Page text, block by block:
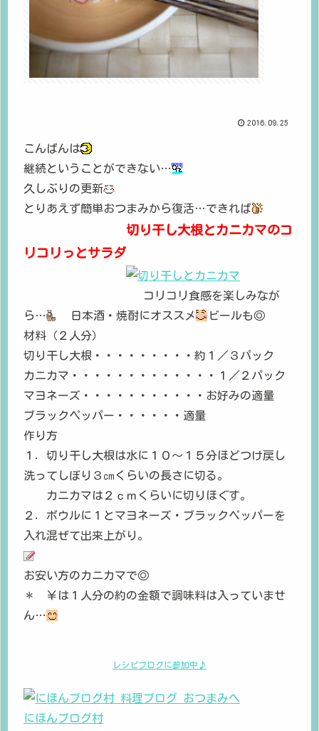
2016.09.25
こんばんは
継続ということができない…
久しぶりの更新
とりあえず簡単おつまみから復活…できれば
切り干し大根とカニカマのコ
リコリっとサラダ
コリコリ食感を楽しみなが
ら…
日本酒・焼酎にオススメ
ビールも◎
材料（２人分）
切り干し大根・・・・・・・・・約１／３パック
カニカマ・・・・・・・・・・・・・１／２パック
マヨネーズ・・・・・・・・・・・お好みの適量
ブラックペッパー・・・・・・適量
作り方
１．切り干し大根は水に１０～１５分ほどつけ戻し
洗ってしぼり３㎝くらいの長さに切る。
カニカマは２ｃｍくらいに切りほぐす。
２．ボウルに１とマヨネーズ・ブラックペッパーを
入れ混ぜて出来上がり。
お安い方のカニカマで◎
＊ ￥は１人分の約の金額で調味料は入っていませ
ん…
レシピブログに参加中♪
にほんブログ村